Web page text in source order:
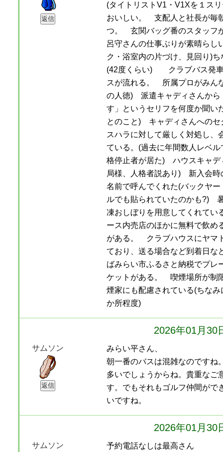
(タイトリストV1・V1Xを１ス
おいしい。 支配人と社長が毎
つ。 玄関バッグ番のスタッフ
呂守さんの仕事ぶりが素晴らし
ク・浴室内の片づけ、見回り)
(42度くらい) クラブバス発車
スが流れる。 所属プロがみん
の人徳) 派遣キャディさんから
す」というセリフを何度か聞い
とのこと) キャディさんへのセ
スハラに対して厳しく対処し、
ている。(過去に年間数人レベ
格停止者が居た) ハウスキャデ
局様、人格者説あり) 新入会時
名前で呼んでくれた(バックヤ
ルでも貼られていたのかも?)
凍おしぼりを用意してくれて
ース内売店のほかに無料で飲め
がある。 クラブハウスにヤマ
ており、送る場合など到着日な
ばみらい市ふるさと納税でプレ
ケットがある。 喫煙場所が制
煙家にも配慮されている(ちな
か所程度)
2026年01月30
サムソン
みらい平さん、
朝一番のバスは混雑なのですね
多いでしょうからね。貴重なご
す。でもそれもゴルフ仲間がで
いですね。
2026年01月30
サムソン 予約電話なしは最高さん